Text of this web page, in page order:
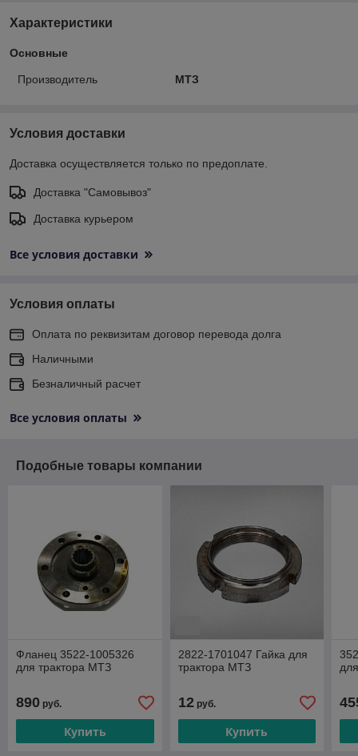
Характеристики
Основные
Производитель МТЗ
Условия доставки
Доставка осуществляется только по предоплате.
Доставка "Самовывоз"
Доставка курьером
Все условия доставки
Условия оплаты
Оплата по реквизитам договор перевода долга
Наличными
Безналичный расчет
Все условия оплаты
Подобные товары компании
Фланец 3522-1005326
для трактора МТЗ
890 руб.
Купить
2822-1701047 Гайка для
трактора МТЗ
12руб.
Купить